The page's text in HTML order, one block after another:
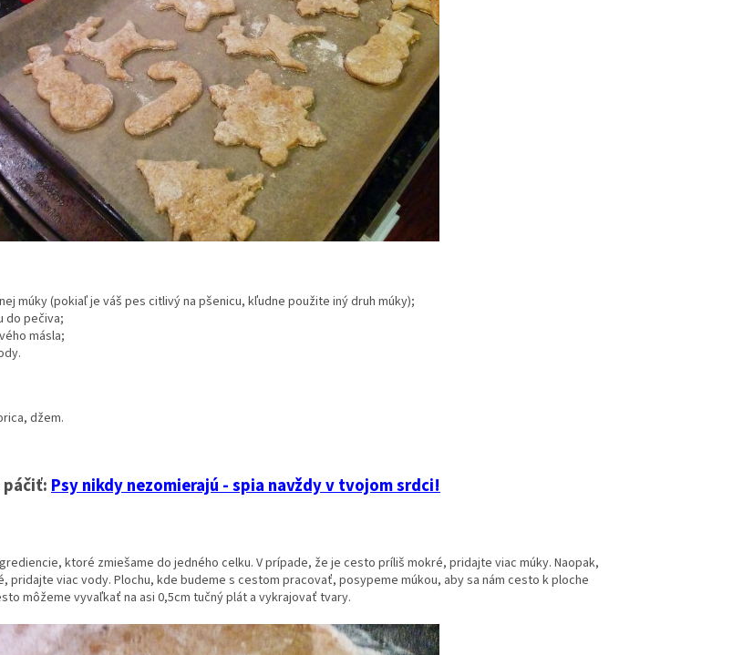
múky (pokiaľ je váš pes citlivý na pšenicu, kľudne použite iný druh múky);
do pečiva;
másla;
džem.
páčiť: Psy nikdy nezomierajú - spia navždy v tvojom srdci!
ktoré zmiešame do jedného celku. V prípade, že je cesto príliš mokré, pridajte viac múky. Naopak,
pridajte viac vody. Plochu, kde budeme s cestom pracovať, posypeme múkou, aby sa nám cesto k ploche
môžeme vyvaľkať na asi 0,5cm tučný plát a vykrajovať tvary.